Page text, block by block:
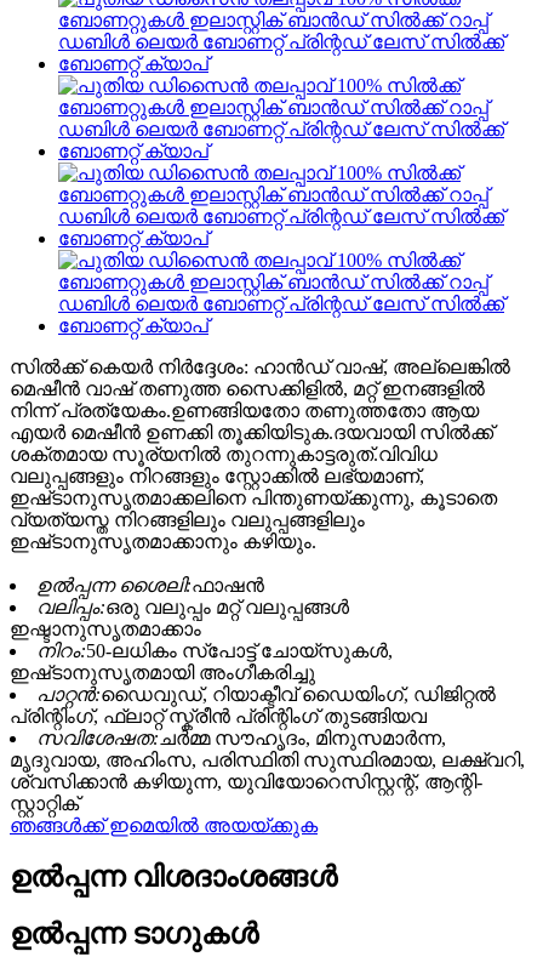
സിൽക്ക് കെയർ നിർദ്ദേശം: ഹാൻഡ് വാഷ്, അല്ലെങ്കിൽ
മെഷീൻ വാഷ് തണുത്ത സൈക്കിളിൽ, മറ്റ് ഇനങ്ങളിൽ
നിന്ന് പ്രത്യേകം.ഉണങ്ങിയതോ തണുത്തതോ ആയ
എയർ മെഷീൻ ഉണക്കി തൂക്കിയിടുക.ദയവായി സിൽക്ക്
ശക്തമായ സൂര്യനിൽ തുറന്നുകാട്ടരുത്.വിവിധ
വലുപ്പങ്ങളും നിറങ്ങളും സ്റ്റോക്കിൽ ലഭ്യമാണ്,
ഇഷ്‌ടാനുസൃതമാക്കലിനെ പിന്തുണയ്‌ക്കുന്നു, കൂടാതെ
വ്യത്യസ്ത നിറങ്ങളിലും വലുപ്പങ്ങളിലും
ഇഷ്‌ടാനുസൃതമാക്കാനും കഴിയും.
ഉൽപ്പന്ന ശൈലി:ഫാഷൻ
വലിപ്പം:ഒരു വലുപ്പം മറ്റ് വലുപ്പങ്ങൾ
ഇഷ്ടാനുസൃതമാക്കാം
നിറം:50-ലധികം സ്പോട്ട് ചോയ്‌സുകൾ,
ഇഷ്‌ടാനുസൃതമായി അംഗീകരിച്ചു
പാറ്റൻ:ഡൈവുഡ്, റിയാക്ടീവ് ഡൈയിംഗ്, ഡിജിറ്റൽ
പ്രിന്റിംഗ്, ഫ്ലാറ്റ് സ്ക്രീൻ പ്രിന്റിംഗ് തുടങ്ങിയവ
സവിശേഷത: ചർമ്മ സൗഹൃദം, മിനുസമാർന്ന,
മൃദുവായ, അഹിംസ, പരിസ്ഥിതി സുസ്ഥിരമായ, ലക്ഷ്വറി,
ശ്വസിക്കാൻ കഴിയുന്ന, യുവിയോറെസിസ്റ്റന്റ്, ആന്റി-
സ്റ്റാറ്റിക്
ഞങ്ങൾക്ക് ഇമെയിൽ അയയ്ക്കുക
ഉൽപ്പന്ന വിശദാംശങ്ങൾ
ഉൽപ്പന്ന ടാഗുകൾ